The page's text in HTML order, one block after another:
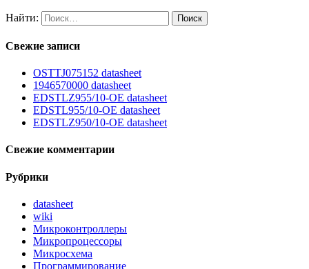
Найти:
Свежие записи
OSTTJ075152 datasheet
1946570000 datasheet
EDSTLZ955/10-OE datasheet
EDSTL955/10-OE datasheet
EDSTLZ950/10-OE datasheet
Свежие комментарии
Рубрики
datasheet
wiki
Микроконтроллеры
Микропроцессоры
Микросхема
Программирование